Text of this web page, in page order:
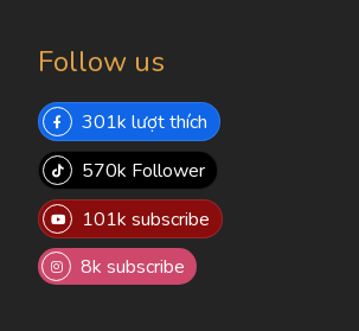
Follow us
301k lượt thích
570k Follower
101k subscribe
8k subscribe